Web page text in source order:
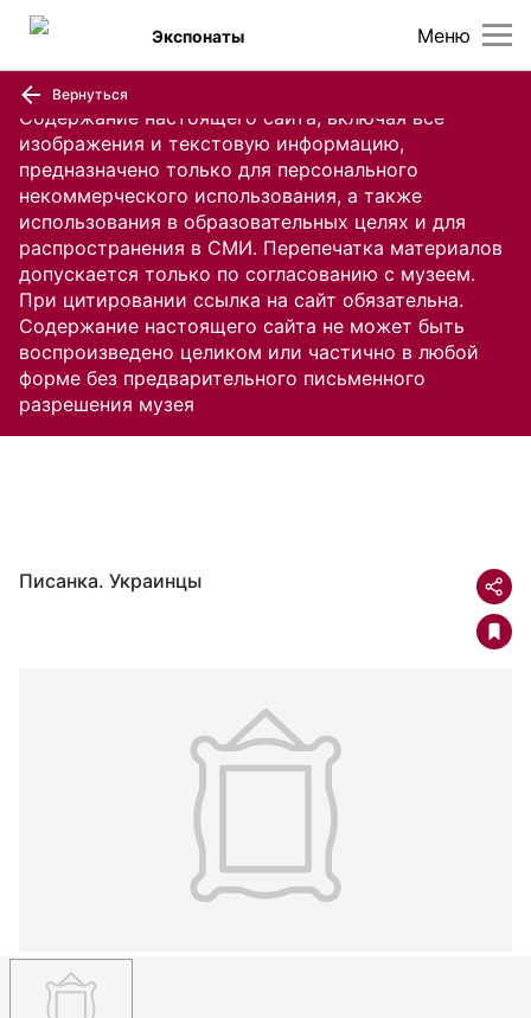
Содержание настоящего сайта, включая все
изображения и текстовую информацию,
предназначено только для персонального
некоммерческого использования, а также
использования в образовательных целях и для
распространения в СМИ. Перепечатка материалов
допускается только по согласованию с музеем.
При цитировании ссылка на сайт обязательна.
Содержание настоящего сайта не может быть
воспроизведено целиком или частично в любой
форме без предварительного письменного
разрешения музея
Меню
Экспонаты
Вернуться
Писанка. Украинцы